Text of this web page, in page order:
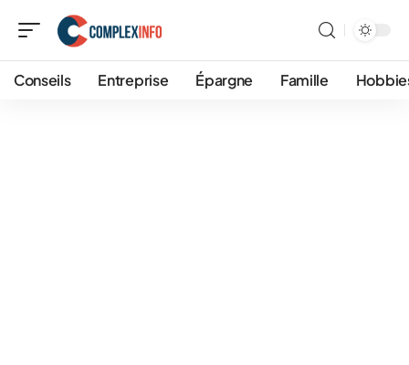
Conseils Entreprise Épargne Famille